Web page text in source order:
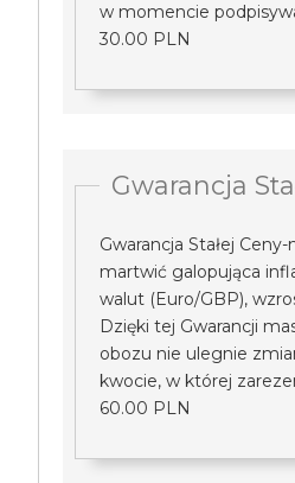
w momencie
30.00 PLN
Gwarancja
Gwarancja Stałej
martwić galopująca
walut (Euro/GBP),
Dzięki tej Gwarancji
obozu nie ulegnie
kwocie, w której
60.00 PLN